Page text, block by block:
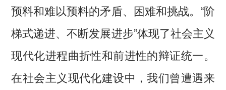
预料和难以预料的矛盾、困难和挑战。“阶
梯式递进、不断发展进步”体现了社会主义
现代化进程曲折性和前进性的辩证统一。
在社会主义现代化建设中，我们曾遭遇来